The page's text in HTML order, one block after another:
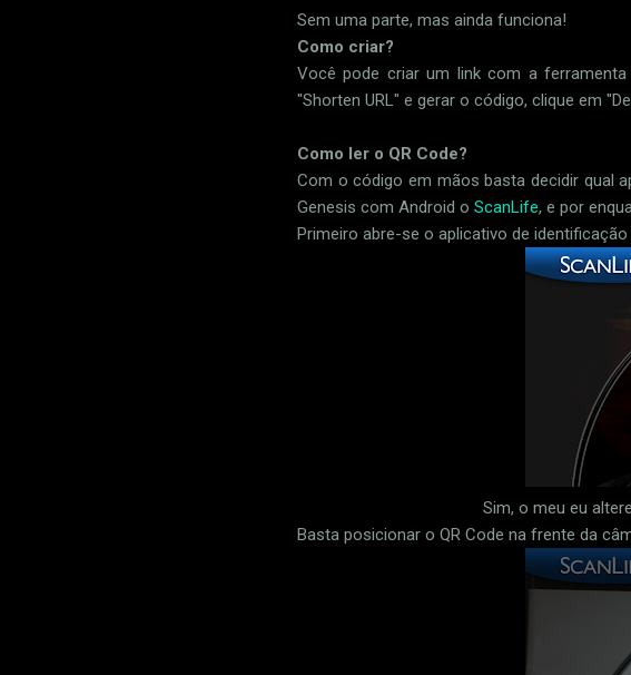
Sem uma parte, mas ainda funciona!
Como criar?
Você pode criar um link com a
"Shorten URL" e gerar o código, clique em
Como ler o QR Code?
Com o código em mãos basta decidir qual
Genesis com Android o ScanLife, e por
Primeiro abre-se o aplicativo de identificação
Sim, o meu eu
Basta posicionar o QR Code na frente da